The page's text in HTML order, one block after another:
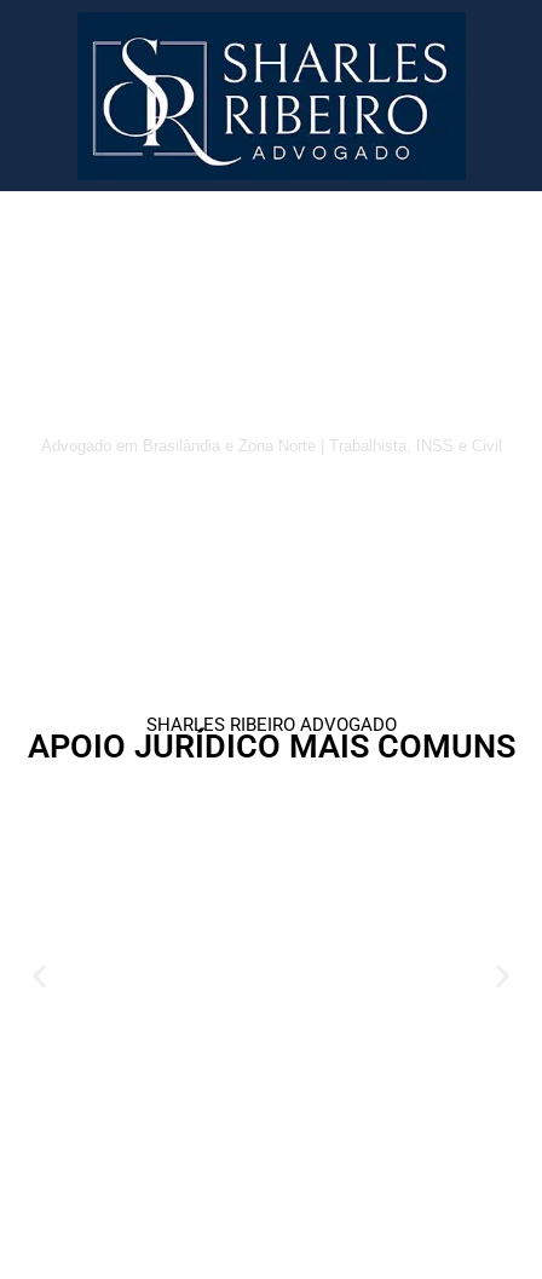
Advogado em Brasilândia e Zona Norte | Trabalhista, INSS e Civil
SHARLES RIBEIRO ADVOGADO
APOIO JURÍDICO MAIS COMUNS